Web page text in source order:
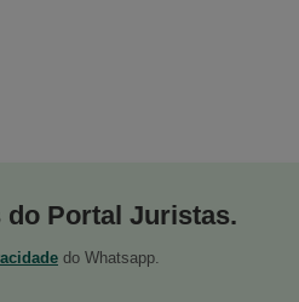
do Portal Juristas.
do Whatsapp.